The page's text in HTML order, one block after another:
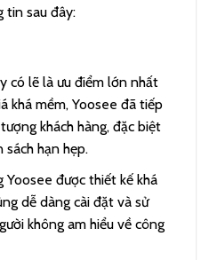
tin sau đây:
có lẽ là ưu điểm lớn nhất
khá mềm, Yoosee đã tiếp
khách hàng, đặc biệt
sách hạn hẹp.
Yoosee được thiết kế khá
dễ dàng cài đặt và sử
không am hiểu về công